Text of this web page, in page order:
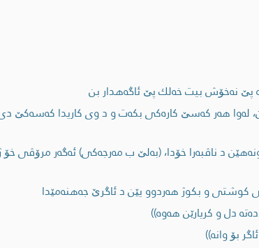
نه‌خۆش بیت خه‌لك پێ ئاگه‌هدار بن
له‌وا هه‌ر كه‌سێ كاره‌كی بكه‌ت و د وی كاریدا كه‌سه‌كێ
د ناڤبه‌را خۆدا، (به‌لێ ب مه‌رجه‌كی) ئه‌گه‌ر مرۆڤی
و بكوژ هه‌ردوو یێن د ئاگرێ جه‌هنه‌مێدا
دل و كریارێن هه‌وه‌))
بۆ وانه‌))